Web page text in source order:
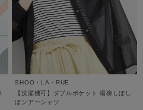
SHOO・LA・RUE
【洗濯機可】ダブルポケット 楊柳しぼし
ぼシアーシャツ